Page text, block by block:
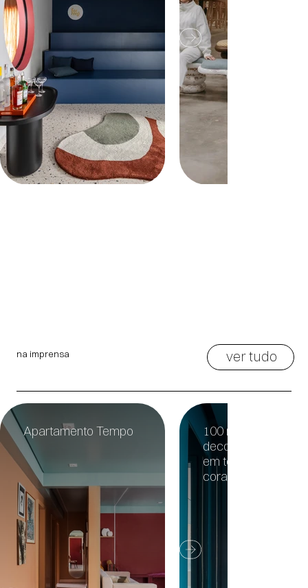
Apartamento Tempo
100 m² com
decoração
em tons de azul e
coral
na imprensa ver tudo